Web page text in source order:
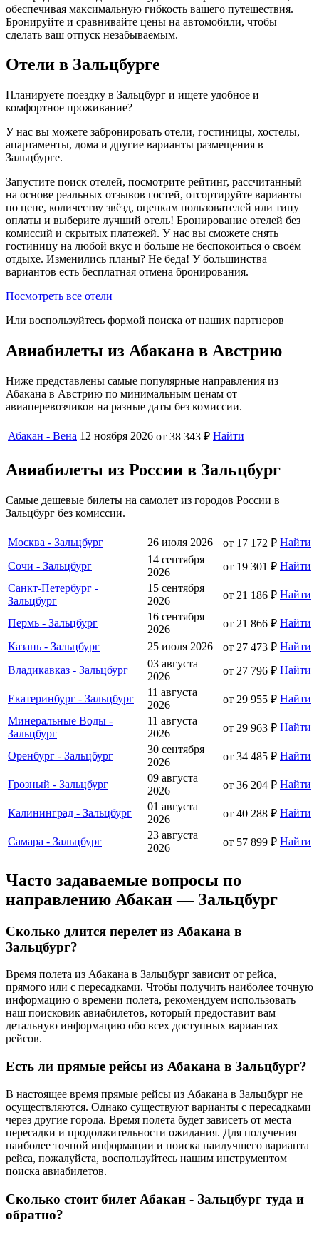
обеспечивая максимальную гибкость вашего путешествия.
Бронируйте и сравнивайте цены на автомобили, чтобы
сделать ваш отпуск незабываемым.
Отели в Зальцбурге
Планируете поездку в Зальцбург и ищете удобное и
комфортное проживание?
У нас вы можете забронировать отели, гостиницы, хостелы,
апартаменты, дома и другие варианты размещения в
Зальцбурге.
Запустите поиск отелей, посмотрите рейтинг, рассчитанный
на основе реальных отзывов гостей, отсортируйте варианты
по цене, количеству звёзд, оценкам пользователей или типу
оплаты и выберите лучший отель! Бронирование отелей без
комиссий и скрытых платежей. У нас вы сможете снять
гостиницу на любой вкус и больше не беспокоиться о своём
отдыхе. Изменились планы? Не беда! У большинства
вариантов есть бесплатная отмена бронирования.
Посмотреть все отели
Или воспользуйтесь формой поиска от наших партнеров
Авиабилеты из Абакана в Австрию
Ниже представлены самые популярные направления из
Абакана в Австрию по минимальным ценам от
авиаперевозчиков на разные даты без комиссии.
Абакан - Вена 12 ноября 2026 от 38 343 ₽ Найти
Авиабилеты из России в Зальцбург
Самые дешевые билеты на самолет из городов России в
Зальцбург без комиссии.
Москва - Зальцбург 26 июля 2026 от 17 172 ₽ Найти
Сочи - Зальцбург
14 сентября
2026
от 19 301 ₽ Найти
Санкт-Петербург -
Зальцбург
15 сентября
2026
от 21 186 ₽ Найти
Пермь - Зальцбург
16 сентября
2026
от 21 866 ₽ Найти
Казань - Зальцбург
25 июля 2026 от 27 473 ₽ Найти
Владикавказ - Зальцбург
03 августа
2026
от 27 796 ₽ Найти
Екатеринбург - Зальцбург
11 августа
2026
от 29 955 ₽ Найти
Минеральные Воды -
Зальцбург
11 августа
2026
от 29 963 ₽ Найти
Оренбург - Зальцбург
30 сентября
2026
от 34 485 ₽ Найти
Грозный - Зальцбург
09 августа
2026
от 36 204 ₽ Найти
Калининград - Зальцбург
01 августа
2026
от 40 288 ₽ Найти
Самара - Зальцбург
23 августа
2026
от 57 899 ₽ Найти
Часто задаваемые вопросы по
направлению Абакан — Зальцбург
Сколько длится перелет из Абакана в
Зальцбург?
Время полета из Абакана в Зальцбург зависит от рейса,
прямого или с пересадками. Чтобы получить наиболее точную
информацию о времени полета, рекомендуем использовать
наш поисковик авиабилетов, который предоставит вам
детальную информацию обо всех доступных вариантах
рейсов.
Есть ли прямые рейсы из Абакана в Зальцбург?
В настоящее время прямые рейсы из Абакана в Зальцбург не
осуществляются. Однако существуют варианты с пересадками
через другие города. Время полета будет зависеть от места
пересадки и продолжительности ожидания. Для получения
наиболее точной информации и поиска наилучшего варианта
рейса, пожалуйста, воспользуйтесь нашим инструментом
поиска авиабилетов.
Сколько стоит билет Абакан - Зальцбург туда и
обратно?